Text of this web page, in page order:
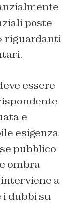
poste
riguardanti
essere
e
esigenza
pubblico
ombra
a
i dubbi su